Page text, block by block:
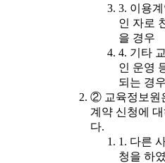
3. 이용
인 자로
을 경우
4. 기타
인 운영
되는 경우
② 교육정보원
계약 신청에
다.
1. 다른
청을 하